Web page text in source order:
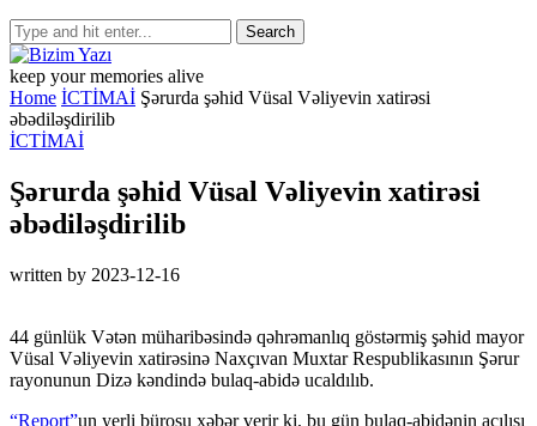
keep your memories alive
Home İCTİMAİ Şərurda şəhid Vüsal Vəliyevin xatirəsi
əbədiləşdirilib
İCTİMAİ
Şərurda şəhid Vüsal Vəliyevin xatirəsi
əbədiləşdirilib
written by 2023-12-16
44 günlük Vətən müharibəsində qəhrəmanlıq göstərmiş şəhid mayor
Vüsal Vəliyevin xatirəsinə Naxçıvan Muxtar Respublikasının Şərur
rayonunun Dizə kəndində bulaq-abidə ucaldılıb.
“Report”un yerli bürosu xəbər verir ki, bu gün bulaq-abidənin açılışı